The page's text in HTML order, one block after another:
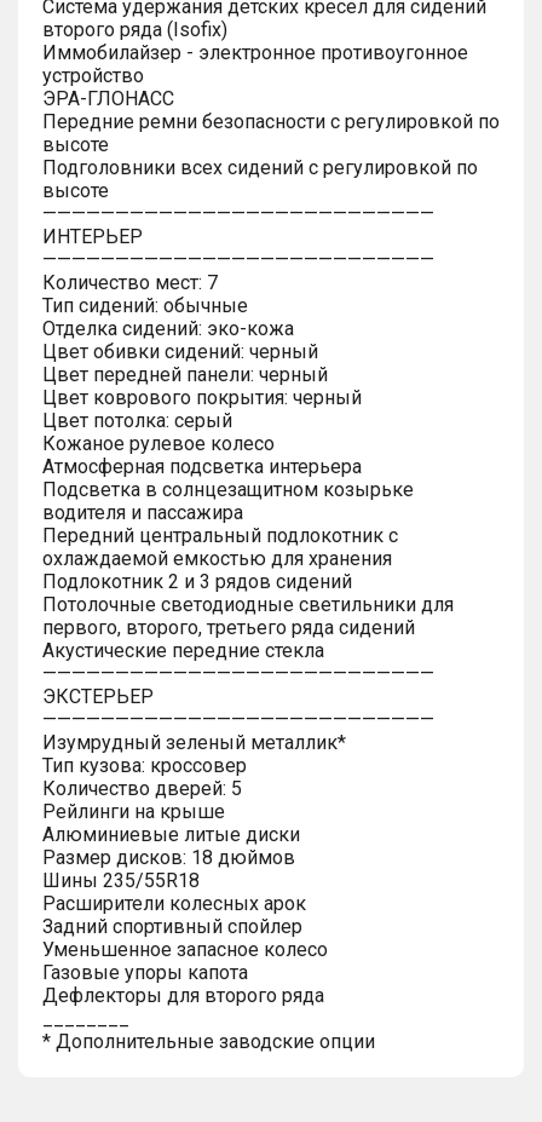
Система удержания детских кресел для сидений
второго ряда (Isofix)
Иммобилайзер - электронное противоугонное
устройство
ЭРА-ГЛОНАСС
Передние ремни безопасности с регулировкой по
высоте
Подголовники всех сидений с регулировкой по
высоте
———————————————————————————
ИНТЕРЬЕР
———————————————————————————
Количество мест: 7
Тип сидений: обычные
Отделка сидений: эко-кожа
Цвет обивки сидений: черный
Цвет передней панели: черный
Цвет коврового покрытия: черный
Цвет потолка: серый
Кожаное рулевое колесо
Атмосферная подсветка интерьера
Подсветка в солнцезащитном козырьке
водителя и пассажира
Передний центральный подлокотник с
охлаждаемой емкостью для хранения
Подлокотник 2 и 3 рядов сидений
Потолочные светодиодные светильники для
первого, второго, третьего ряда сидений
Акустические передние стекла
———————————————————————————
ЭКСТЕРЬЕР
———————————————————————————
Изумрудный зеленый металлик*
Тип кузова: кроссовер
Количество дверей: 5
Рейлинги на крыше
Алюминиевые литые диски
Размер дисков: 18 дюймов
Шины 235/55R18
Расширители колесных арок
Задний спортивный спойлер
Уменьшенное запасное колесо
Газовые упоры капота
Дефлекторы для второго ряда
* Дополнительные заводские опции